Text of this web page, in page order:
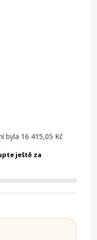
byla 16 415,05 Kč
ještě za